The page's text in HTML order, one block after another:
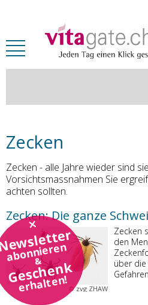
abonnieren
&
Geschenk
erhalten!
Zecken
Zecken - alle Jahre wieder sind
Vorsichtsmassnahmen Sie
achten sollten.
Zecken: Die ganze
©zvg ZHAW
Zecken
den
über die